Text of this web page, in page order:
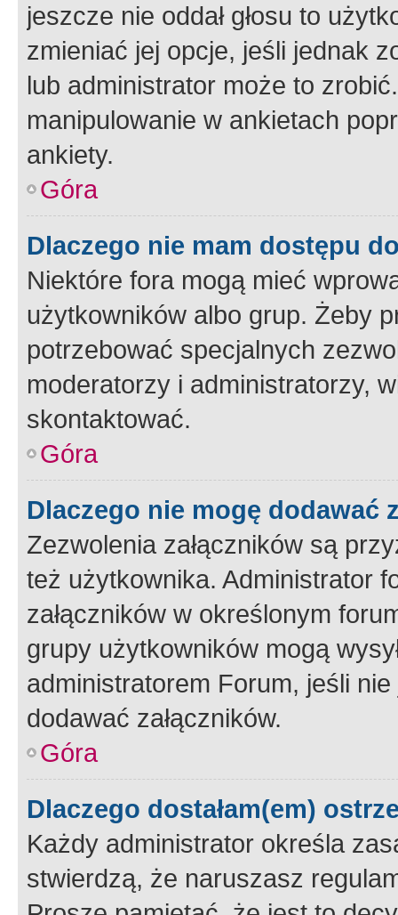
jeszcze nie oddał głosu to
zmieniać jej opcje, jeśli jednak
lub administrator może to
manipulowanie w ankietach
ankiety.
Góra
Dlaczego nie mam dostępu
Niektóre fora mogą mieć
użytkowników albo grup. Żeby
potrzebować specjalnych
moderatorzy i administratorzy,
skontaktować.
Góra
Dlaczego nie mogę dodawać
Zezwolenia załączników są
też użytkownika. Administrator
załączników w określonym
grupy użytkowników mogą
administratorem Forum, jeśli
dodawać załączników.
Góra
Dlaczego dostałam(em)
Każdy administrator określa
stwierdzą, że naruszasz